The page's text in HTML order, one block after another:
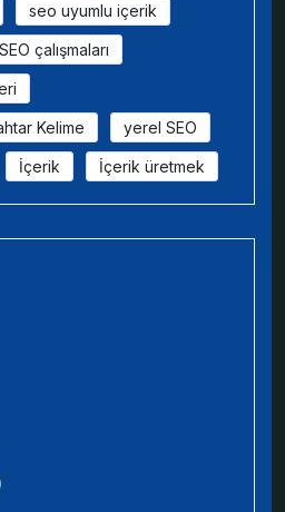
seo uyumlu içerik
SEO çalışmaları
Kelime yerel SEO
İçerik İçerik üretmek